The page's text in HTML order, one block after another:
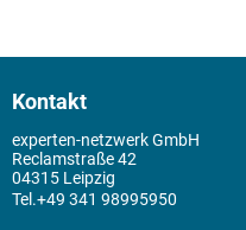
Kontakt
experten-netzwerk GmbH
Reclamstraße 42
04315 Leipzig
+49 341 98995950